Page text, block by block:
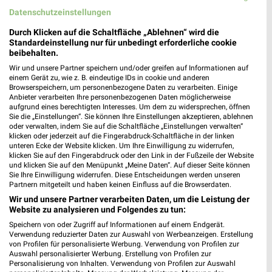
8,3 km
Angebote ab 03.08.
Noch morgen gültig
11,5 km
Wohnen Spezial
Gültig bis Fr. 14.08.
XXXLutz REWE
Datenschutzeinstellungen
Durch Klicken auf die Schaltfläche „Ablehnen“ wird die
Standardeinstellung nur für unbedingt erforderliche cookie
beibehalten.
Wir und unsere Partner speichern und/oder greifen auf Informationen auf
einem Gerät zu, wie z. B. eindeutige IDs in cookie und anderen
Browserspeichern, um personenbezogene Daten zu verarbeiten. Einige
Anbieter verarbeiten Ihre personenbezogenen Daten möglicherweise
aufgrund eines berechtigten Interesses. Um dem zu widersprechen, öffnen
Sie die „Einstellungen“. Sie können Ihre Einstellungen akzeptieren, ablehnen
oder verwalten, indem Sie auf die Schaltfläche „Einstellungen verwalten“
klicken oder jederzeit auf die Fingerabdruck-Schaltfläche in der linken
unteren Ecke der Website klicken. Um Ihre Einwilligung zu widerrufen,
klicken Sie auf den Fingerabdruck oder den Link in der Fußzeile der Website
und klicken Sie auf den Menüpunkt „Meine Daten“. Auf dieser Seite können
Sie Ihre Einwilligung widerrufen. Diese Entscheidungen werden unseren
Partnern mitgeteilt und haben keinen Einfluss auf die Browserdaten.
Wir und unsere Partner verarbeiten Daten, um die Leistung der
Website zu analysieren und Folgendes zu tun:
Speichern von oder Zugriff auf Informationen auf einem Endgerät.
Verwendung reduzierter Daten zur Auswahl von Werbeanzeigen. Erstellung
von Profilen für personalisierte Werbung. Verwendung von Profilen zur
Auswahl personalisierter Werbung. Erstellung von Profilen zur
Personalisierung von Inhalten. Verwendung von Profilen zur Auswahl